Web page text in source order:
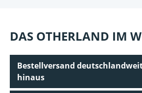
DAS OTHERLAND IM
Bestellversand
hinaus